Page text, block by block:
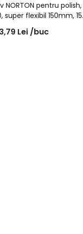
NORTON pentru polish,
super flexibil 150mm, 15
gauri
Lei /buc